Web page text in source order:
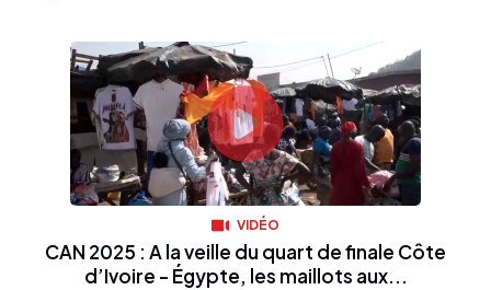
VIDÉO
CAN 2025 : A la veille du quart de finale Côte
d’Ivoire - Égypte, les maillots aux...